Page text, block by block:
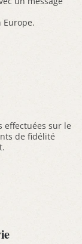
Europe.
effectuées sur le
de fidélité